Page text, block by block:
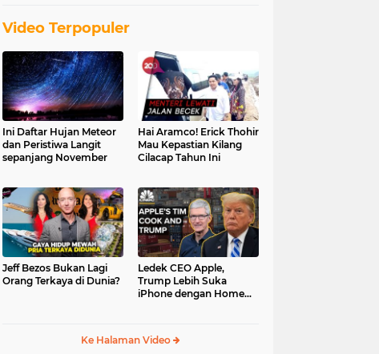
Video Terpopuler
Ini Daftar Hujan Meteor
dan Peristiwa Langit
sepanjang November
Hai Aramco! Erick Thohir
Mau Kepastian Kilang
Cilacap Tahun Ini
Jeff Bezos Bukan Lagi
Orang Terkaya di Dunia?
Ledek CEO Apple,
Trump Lebih Suka
iPhone dengan Home
Ke Halaman Video